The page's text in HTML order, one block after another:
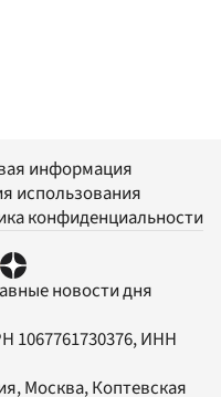
информация
использования
конфиденциальности
новости дня
1067761730376, ИНН
Москва, Коптевская